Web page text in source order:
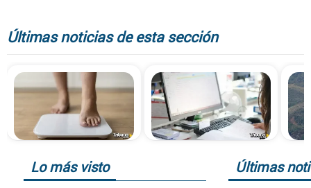
Últimas noticias de esta sección
Lo más visto Últimas